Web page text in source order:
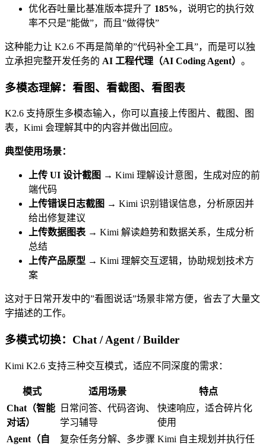
优化吞吐量比基准版本提升了 185%，说明它的执行效
率不只是”能做”，而且”做得快”
这种能力让 K2.6 不再是简单的”代码补全工具”，而是可以独
立承担完整开发任务的 AI 工程代理（AI Coding Agent） 。
多模态理解：看图、看截图、看图表
K2.6 支持原生多模态输入，你可以直接上传图片、截图、图
表，Kimi 会理解其中的内容并做出回应。
典型使用场景：
上传 UI 设计截图 → Kimi 理解设计意图，生成对应的前
端代码
上传错误日志截图 → Kimi 识别错误信息，分析原因并
给出修复建议
上传数据图表 → Kimi 解读趋势和数据关系，生成分析
总结
上传产品原型 → Kimi 理解交互逻辑，协助规划技术方
案
这对于日常开发中的”看图说话”场景非常方便，省去了大量文
字描述的工作。
多模式切换：Chat / Agent / Builder
Kimi K2.6 支持三种交互模式，适应不同深度的需求：
模式 适用场景
特点
Chat（智能
对话）
日常问答、代码咨询、
学习辅导
快速响应，适合碎片化
使用
Agent（自
复杂任务分解、多步骤 Kimi 自主规划并执行任